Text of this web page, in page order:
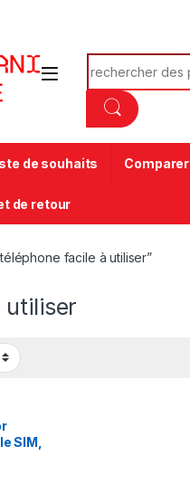
de souhaits Comparer
de retour
facile à utiliser”
utiliser
SIM,